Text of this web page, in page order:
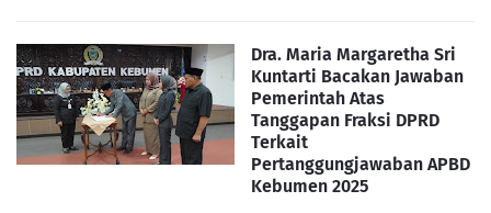
Dra. Maria Margaretha Sri
Kuntarti Bacakan Jawaban
Pemerintah Atas
Tanggapan Fraksi DPRD
Terkait
Pertanggungjawaban APBD
Kebumen 2025